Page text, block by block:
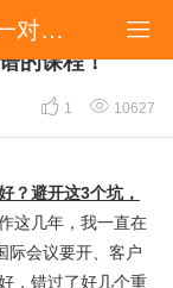

​后悔没早知道！商务英语一对一培训课程哪家好？避开这3个坑，才能找到真正靠谱的课程！
课程哪家好？
的课程！
 1  10627
？避开这3个坑，
这几年，我一直在
际会议要开、客户
，错过了好几个重